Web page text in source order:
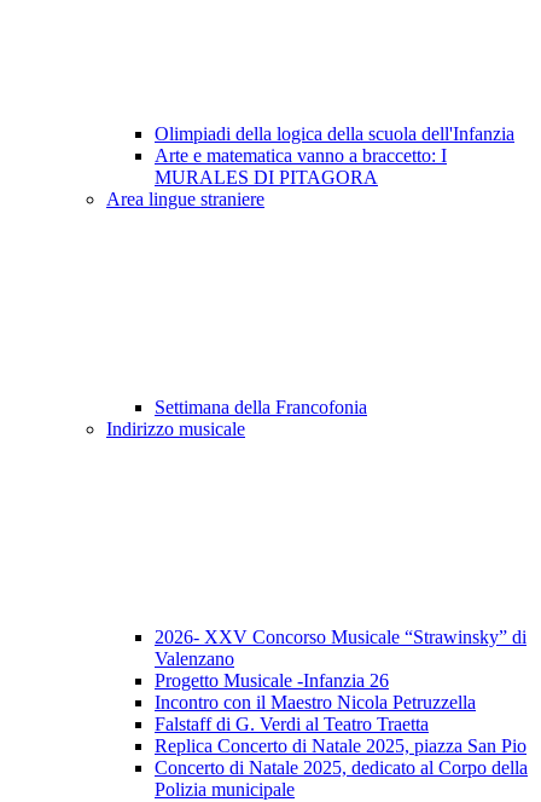
Olimpiadi della logica della scuola dell'Infanzia
Arte e matematica vanno a braccetto: I
MURALES DI PITAGORA
Area lingue straniere
Settimana della Francofonia
Indirizzo musicale
2026- XXV Concorso Musicale “Strawinsky” di
Valenzano
Progetto Musicale -Infanzia 26
Incontro con il Maestro Nicola Petruzzella
Falstaff di G. Verdi al Teatro Traetta
Replica Concerto di Natale 2025, piazza San Pio
Concerto di Natale 2025, dedicato al Corpo della
Polizia municipale